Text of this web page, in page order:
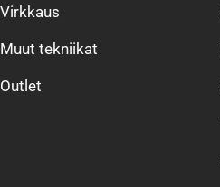
Virkkaus
Muut tekniikat
Outlet